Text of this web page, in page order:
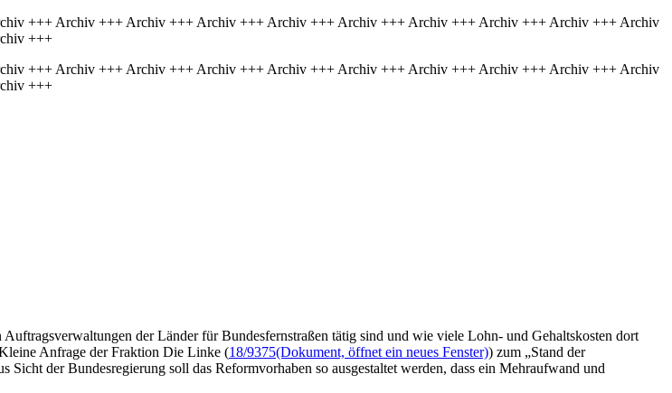
+++ Archiv +++ Archiv +++ Archiv +++ Archiv +++ Archiv +++ Archiv +++ Archiv +++ Archiv +++ Archiv
+++
+++ Archiv +++ Archiv +++ Archiv +++ Archiv +++ Archiv +++ Archiv +++ Archiv +++ Archiv +++ Archiv
+++
der Länder für Bundesfernstraßen tätig sind und wie viele Lohn- und Gehaltskosten dort
Anfrage der Fraktion Die Linke (18/9375(Dokument, öffnet ein neues Fenster)) zum „Stand der
der Bundesregierung soll das Reformvorhaben so ausgestaltet werden, dass ein Mehraufwand und